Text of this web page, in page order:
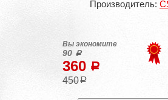
Производитель:
Вы экономите
90 a
360 a
450a